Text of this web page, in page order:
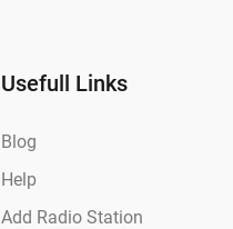
Usefull Links
Blog
Help
Add Radio Station